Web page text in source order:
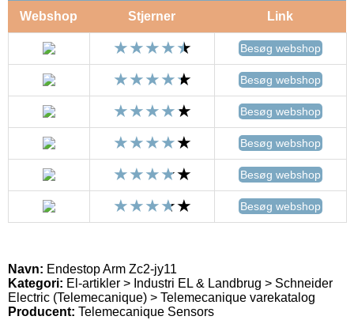
Webshop Stjerner Link
Besøg webshop
Besøg webshop
Besøg webshop
Besøg webshop
Besøg webshop
Besøg webshop
Navn: Endestop Arm Zc2-jy11
Kategori: El-artikler > Industri EL & Landbrug > Schneider
Electric (Telemecanique) > Telemecanique varekatalog
Producent: Telemecanique Sensors